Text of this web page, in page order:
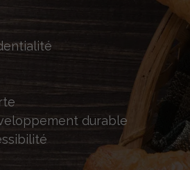
durable